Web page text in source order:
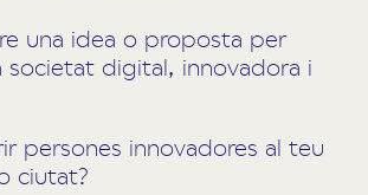
una idea o proposta per
societat digital, innovadora i
persones innovadores al teu
ciutat?